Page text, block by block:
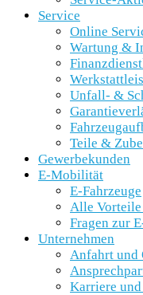
Service
Online
Wartung &
Unfall- &
Teile &
Gewerbekunden
E-Mobilität
E-Fahrzeuge
Alle
Fragen zur
Unternehmen
Anfahrt und
Karriere